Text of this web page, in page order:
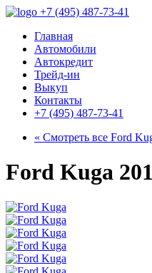
+7 (495) 487-73-41
Главная
Автомобили
Автокредит
Трейд-ин
Выкуп
Контакты
+7 (495) 487-73-41
« Смотреть все Ford
Ford Kuga